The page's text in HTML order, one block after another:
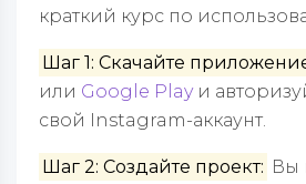
краткий курс по
Шаг 1: Скачайте
или Google Playи
свой Instagram-аккаунт.
Шаг 2: Создайте проект: Вы